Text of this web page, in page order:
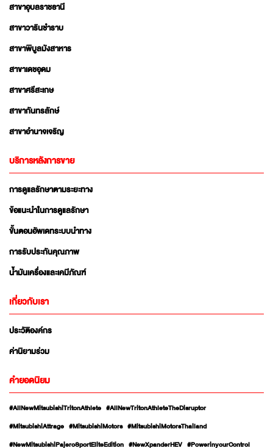
สาขาอุบลราชธานี
สาขาวารินชำราบ
สาขาพิบูลมังสาหาร
สาขาเดชอุดม
สาขาศรีสะเกษ
สาขากันทรลักษ์
สาขาอำนาจเจริญ
บริการหลังการขาย
การดูแลรักษาตามระยะทาง
ข้อแนะนำในการดูแลรักษา
ขั้นตอนอัพเดทระบบนำทาง
การรับประกันคุณภาพ
น้ำมันเครื่องและเคมีภัณฑ์
เกี่ยวกับเรา
ประวัติองค์กร
ค่านิยามร่วม
คำยอดนิยม
#AllNewMitsubishiTritonAthlete #AllNewTritonAthleteTheDisruptor
#MitsubishiAttrage #MitsubishiMotors #MitsubishiMotorsThailand
#NewMitsubishiPajeroSportEliteEdition #NewXpanderHEV #PowerinyourControl